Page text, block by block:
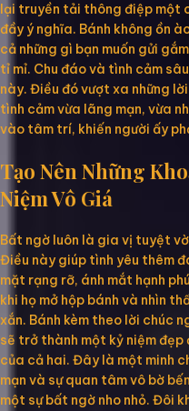
lại truyền tải thông điệp một
đầy ý nghĩa. Bánh không ồn
cả những gì bạn muốn gửi
tỉ mỉ. Chu đáo và tình cảm
này. Điều đó vượt xa những
tình cảm vừa lãng mạn, vừa
vào tâm trí, khiến người ấy
Tạo Nên Những
Niệm Vô Giá
Bất ngờ luôn là gia vị tuyệt
Điều này giúp tình yêu thêm
mặt rạng rỡ, ánh mắt hạnh
khi họ mở hộp bánh và nhìn
xắn. Bánh kèm theo lời chúc
sẽ trở thành một kỷ niệm đẹp
của cả hai. Đây là một minh
mạn và sự quan tâm vô bờ
một sự bất ngờ nho nhỏ. Đôi